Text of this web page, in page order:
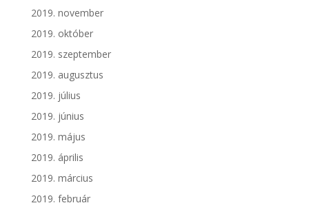
2019. november
2019. október
2019. szeptember
2019. augusztus
2019. július
2019. június
2019. május
2019. április
2019. március
2019. február